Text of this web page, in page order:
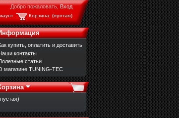
Добро пожаловать,Вход
Корзина: (пустая)
купить, оплатить и доставить
контакты
статьи
магазине TUNING-TEC